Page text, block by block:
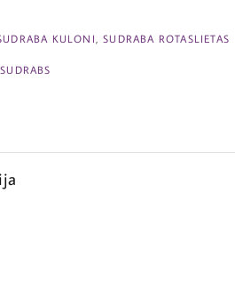
KULONI ,SUDRABA ROTASLIETAS
,SUDRABS